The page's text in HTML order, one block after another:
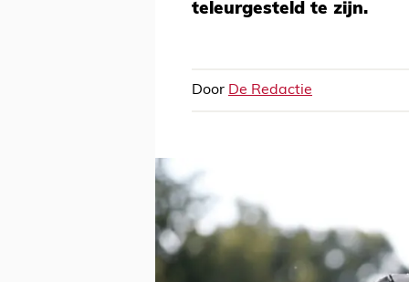
teleurgesteld te zijn.
Door De Redactie